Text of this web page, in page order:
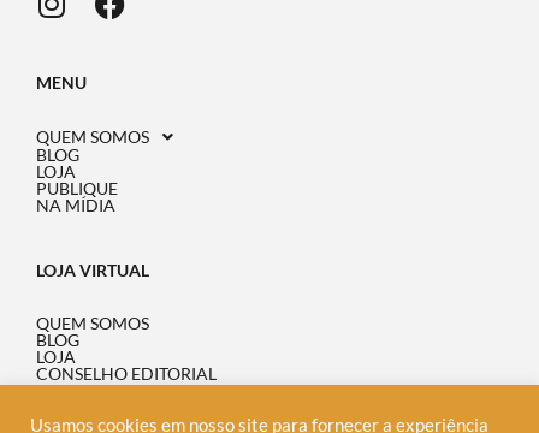
MENU
QUEM SOMOS
BLOG
LOJA
PUBLIQUE
NA MÍDIA
LOJA VIRTUAL
QUEM SOMOS
BLOG
LOJA
CONSELHO EDITORIAL
ONDE ENCONTRAR
POLÍTICA DE PRIVACIDADE
Usamos cookies em nosso site para fornecer a experiência